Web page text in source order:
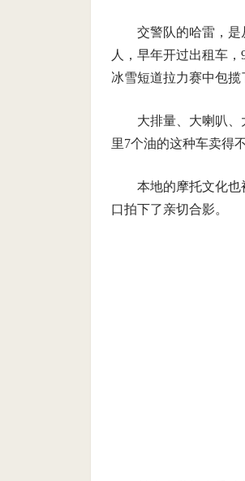
交警队的哈雷，
人，早年开过出租车
冰雪短道拉力赛中包揽
大排量、大喇叭
里7个油的这种车卖得不
本地的摩托文化
口拍下了亲切合影。